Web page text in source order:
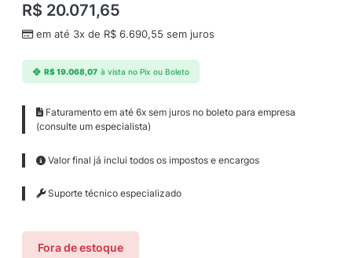
R$ 20.071,65
em até 3x de R$ 6.690,55 sem juros
R$19.068,07 à vista no Pix ou Boleto
Faturamento em até 6x sem juros no boleto para empresa
(consulte um especialista)
Valor final já inclui todos os impostos e encargos
Suporte técnico especializado
Fora de estoque